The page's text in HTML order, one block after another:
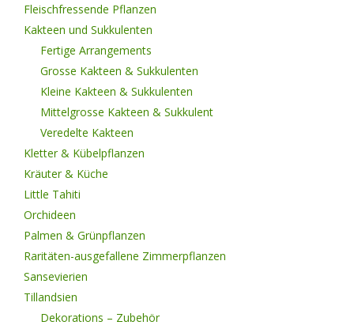
Fleischfressende Pflanzen
Kakteen und Sukkulenten
Fertige Arrangements
Grosse Kakteen & Sukkulenten
Kleine Kakteen & Sukkulenten
Mittelgrosse Kakteen & Sukkulent
Veredelte Kakteen
Kletter & Kübelpflanzen
Kräuter & Küche
Little Tahiti
Orchideen
Palmen & Grünpflanzen
Raritäten-ausgefallene Zimmerpflanzen
Sansevierien
Tillandsien
Dekorations – Zubehör